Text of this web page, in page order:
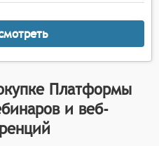
Платформы
и веб-